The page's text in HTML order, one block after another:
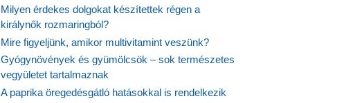
Milyen érdekes dolgokat készítettek régen a
királynők rozmaringból?
Mire figyeljünk, amikor multivitamint veszünk?
Gyógynövények és gyümölcsök – sok természetes
vegyületet tartalmaznak
A paprika öregedésgátló hatásokkal is rendelkezik